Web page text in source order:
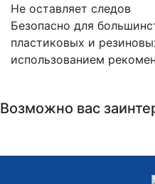
Не оставляет следов
Безопасно для
пластиковых и
использованием
Возможно вас